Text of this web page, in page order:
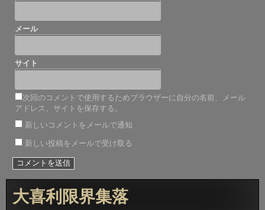
メール
サイト
次回のコメントで使用するためブラウザーに自分の名前、メール
アドレス、サイトを保存する。
新しいコメントをメールで通知
新しい投稿をメールで受け取る
大喜利限界集落